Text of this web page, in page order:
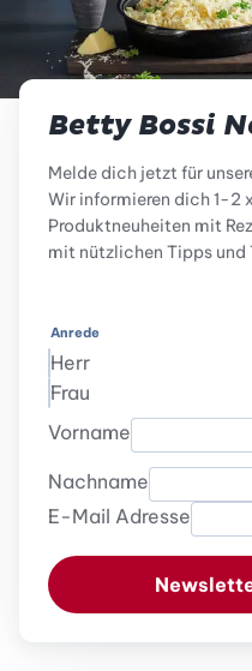
Betty Bossi
Melde dich jetzt für
Wir informieren dich 1-2
Produktneuheiten mit
mit nützlichen Tipps
Anrede
Herr
Frau
Vorname
Nachname
E-Mail Adresse